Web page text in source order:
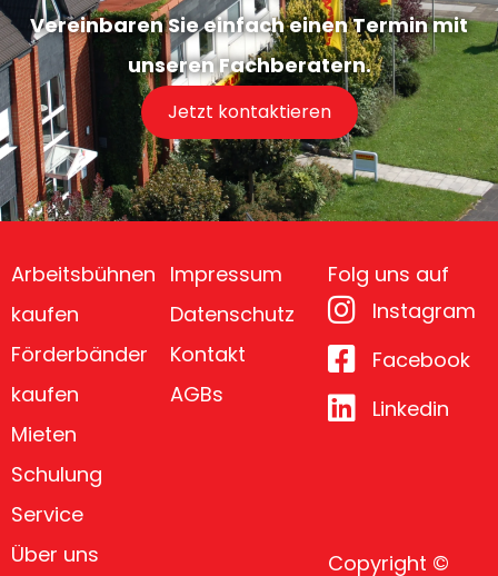
Vereinbaren Sie einfach einen Termin mit
unseren Fachberatern.
Jetzt kontaktieren
Arbeitsbühnen
kaufen
Förderbänder
kaufen
Mieten
Schulung
Service
Über uns
Impressum
Datenschutz
Kontakt
AGBs
Folg uns auf
Instagram
Facebook
Linkedin
Copyright ©